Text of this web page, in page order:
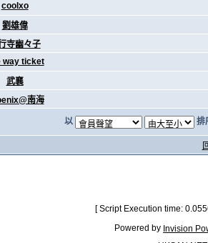
coolxo
劉雄偉
寺幽々子
way ticket
武襄
南海
以 排
[ Script Execution time:
Powered by Invision